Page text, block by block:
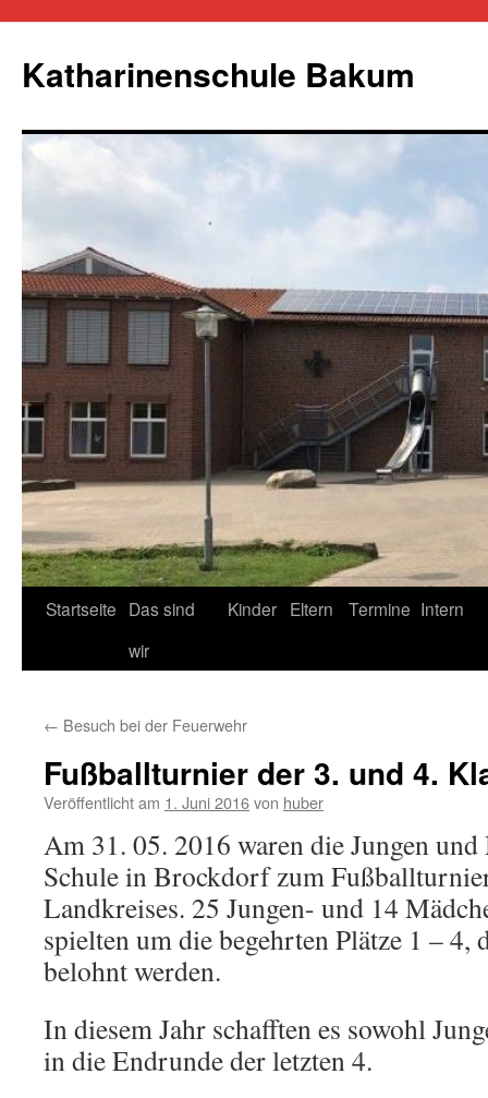
springen
Katharinenschule Bakum
Startseite Das sind
wir
Kinder Eltern Termine Intern
← Besuch bei der Feuerwehr
Fußballturnier der 3. und 4.
Veröffentlicht am 1. Juni 2016von huber
Am 31. 05. 2016 waren die Jungen
Schule in Brockdorf zum
Landkreises. 25 Jungen- und 14
spielten um die begehrten Plätze 1 –
belohnt werden.
In diesem Jahr schafften es sowohl
in die Endrunde der letzten 4.